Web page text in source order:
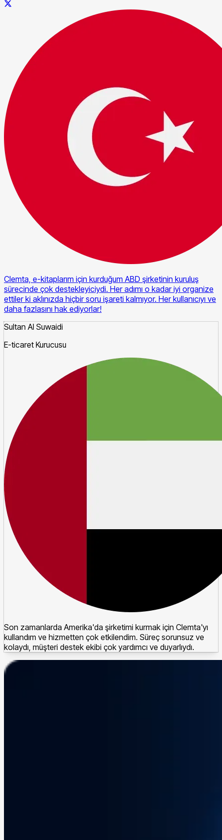
Clemta, e-kitaplarım için kurduğum ABD şirketinin kuruluş
sürecinde çok destekleyiciydi. Her adımı o kadar iyi organize
ettiler ki aklınızda hiçbir soru işareti kalmıyor. Her kullanıcıyı ve
daha fazlasını hak ediyorlar!
Sultan Al Suwaidi
E-ticaret Kurucusu
Son zamanlarda Amerika'da şirketimi kurmak için Clemta'yı
kullandım ve hizmetten çok etkilendim. Süreç sorunsuz ve
kolaydı, müşteri destek ekibi çok yardımcı ve duyarlıydı.